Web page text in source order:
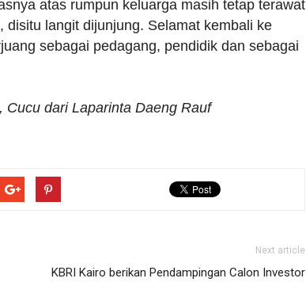
atas rumpun keluarga masih tetap terawat
langit dijunjung. Selamat kembali ke
sebagai pedagang, pendidik dan sebagai
Cucu dari Laparinta Daeng Rauf
Next article
KBRI Kairo berikan Pendampingan Calon Investor